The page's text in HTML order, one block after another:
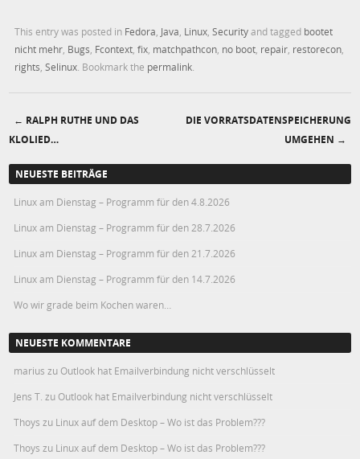
This entry was posted in Fedora Java Linux ,Securityand tagged bootet
nicht mehr Bugs Fcontext ,fix matchpathcon no boot repair restorecon
rights ,Selinux . Bookmark the permalink
Post navigation
← RALPH RUTHE UND DAS
KLOLIED…
DIE VORRATSDATENSPEICHERUNG
UMGEHEN →
NEUESTE BEITRÄGE
Linux am Dienstag – Programm für den 4.8.2026
Linux am Dienstag – Programm für den 28.7.2026
Linux am Dienstag – Programm für den 21.7.2026
Linux am Dienstag – Programm für den 14.7.2026
Wo wir grade beim Kochen waren…
NEUESTE KOMMENTARE
marius zu Outlook hat Emailverbindung nicht verschlüsselt
Jens T. zu Outlook hat Emailverbindung nicht verschlüsselt
Thoys zu Linux auf dem Desktop – Wo ist das Problem???
Thoys zu Linux auf dem Desktop – Wo ist das Problem???